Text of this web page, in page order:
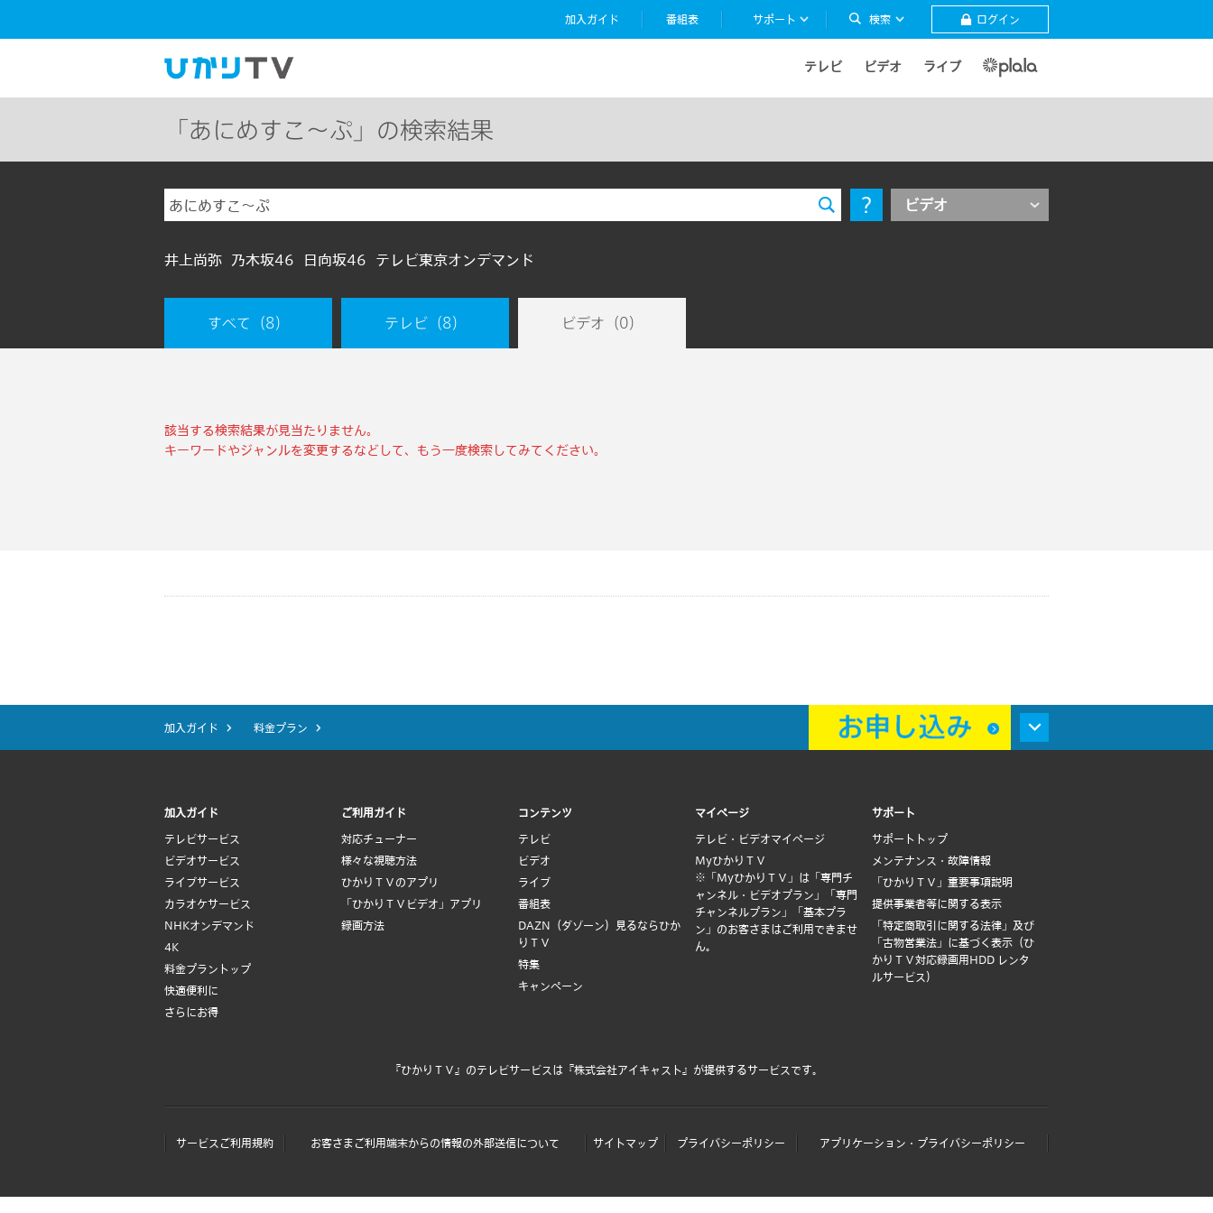
検索
加入ガイド 番組表 サポート ログイン
テレビ ビデオ ライブ
「あにめすこ～ぷ」の検索結果
ビデオ
井上尚弥 乃木坂46 日向坂46 テレビ東京オンデマンド
すべて （8） テレビ（8） ビデオ （0）
該当する検索結果が見当たりません。
キーワードやジャンルを変更するなどして、もう一度検索してみてください。
加入ガイド 料金プラン
加入ガイド
テレビサービス
ビデオサービス
ライブサービス
カラオケサービス
NHKオンデマンド
4K
料金プラントップ
快適便利に
さらにお得
ご利用ガイド
対応チューナー
様々な視聴方法
ひかりＴＶのアプリ
「ひかりＴＶビデオ」アプリ
録画方法
コンテンツ
テレビ
ビデオ
ライブ
番組表
DAZN（ダゾーン）見るならひか
りＴＶ
特集
キャンペーン
マイページ
テレビ・ビデオマイページ
MyひかりＴＶ
※「MyひかりＴＶ」は「専門チ
ャンネル・ビデオプラン」「専門
チャンネルプラン」「基本プラ
ン」のお客さまはご利用できませ
ん。
サポート
サポートトップ
メンテナンス・故障情報
「ひかりＴＶ」重要事項説明
提供事業者等に関する表示
「特定商取引に関する法律」及び
「古物営業法」に基づく表示（ひ
かりＴＶ対応録画用HDD レンタ
ルサービス）
『ひかりＴＶ』のテレビサービスは 『株式会社アイキャスト』 が提供するサービスです。
サービスご利用規約 お客さまご利用端末からの情報の外部送信について サイトマップ プライバシーポリシー アプリケーション・プライバシーポリシー